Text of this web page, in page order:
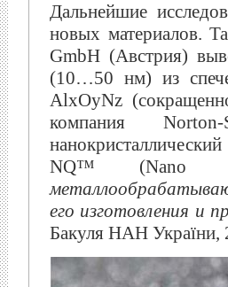
Дальнейшие
новых материалов.
GmbH (Австрия)
(10…50 нм) из
AlxOyNz
компания
NQ™ (Nano
его изготовления и
Бакуля НАН України,